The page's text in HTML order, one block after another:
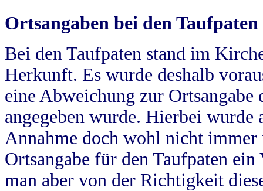
Ortsangaben bei den Taufpaten
Bei den Taufpaten stand im
Herkunft. Es wurde deshalb
eine Abweichung zur
angegeben wurde. Hierbei wurde
Annahme doch wohl nicht
Ortsangabe für den Taufpaten
man aber von der Richtigkeit